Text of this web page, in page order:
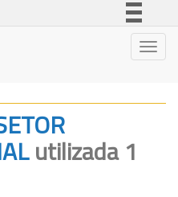
Legislação
Canais
utilizada 1